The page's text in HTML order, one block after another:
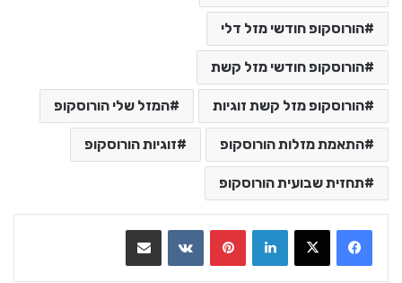
הורוסקופ חודשי מזל דלי
הורוסקופ חודשי מזל קשת
הורוסקופ מזל קשת זוגיות המזל שלי הורוסקופ
התאמת מזלות הורוסקופ זוגיות הורוסקופ
תחזית שבועית הורוסקופ
LinkedIn
VKontakte